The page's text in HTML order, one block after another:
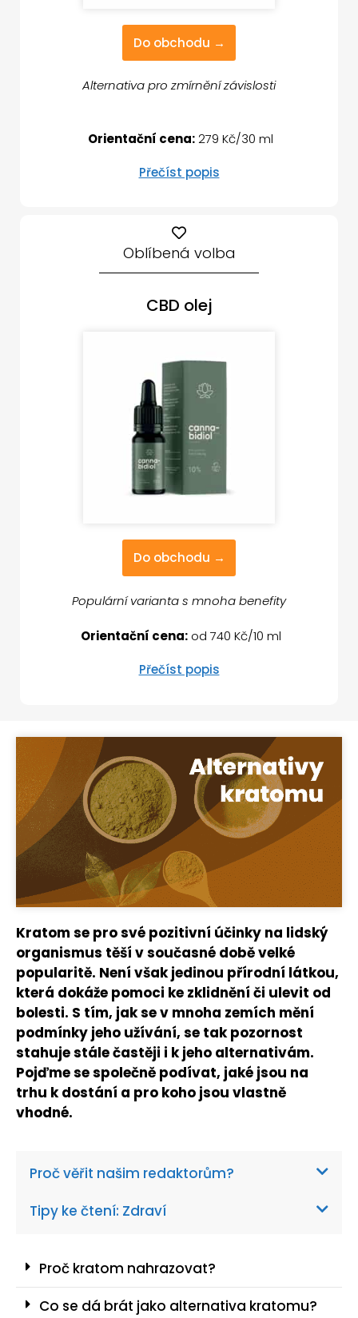
Do obchodu →
Alternativa pro zmírnění závislosti
Orientační cena:279 Kč/30 ml
Přečíst popis
Oblíbená volba
CBD olej
Do obchodu →
Populární varianta s mnoha benefity
Orientační cena:od 740 Kč/10 ml
Přečíst popis
Kratom se pro své pozitivní účinky na lidský
organismus těší v současné době velké
popularitě. Není však jedinou přírodní látkou,
která dokáže pomoci ke zklidnění či ulevit od
bolesti. S tím, jak se v mnoha zemích mění
podmínky jeho užívání, se tak pozornost
stahuje stále častěji i k jeho alternativám.
Pojďme se společně podívat, jaké jsou na
trhu k dostání a pro koho jsou vlastně
vhodné.
Proč věřit našim redaktorům?
Tipy ke čtení: Zdraví
Proč kratom nahrazovat?
Co se dá brát jako alternativa kratomu?